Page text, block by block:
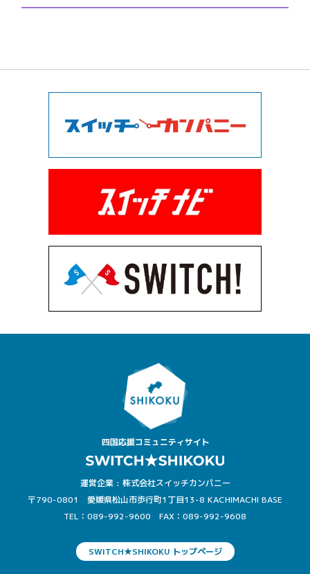
運営企業 : 株式会社スイッチカンパニー
〒790-0801 愛媛県松山市歩行町1丁目13-8 KACHIMACHI BASE
TEL：089-992-9600
FAX：089-992-9608
SWITCH★SHIKOKU トップページ